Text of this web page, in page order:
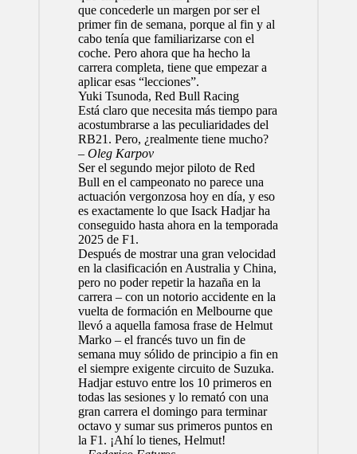
que concederle un margen por ser el
primer fin de semana, porque al fin y al
cabo tenía que familiarizarse con el
coche. Pero ahora que ha hecho la
carrera completa, tiene que empezar a
aplicar esas “lecciones”.
Yuki Tsunoda, Red Bull Racing
Está claro que necesita más tiempo para
acostumbrarse a las peculiaridades del
RB21. Pero, ¿realmente tiene mucho?
– Oleg Karpov
Ser el segundo mejor piloto de Red
Bull en el campeonato no parece una
actuación vergonzosa hoy en día, y eso
es exactamente lo que Isack Hadjarha
conseguido hasta ahora en la temporada
2025 de F1.
Después de mostrar una gran velocidad
en la clasificación en Australia y China,
pero no poder repetir la hazaña en la
carrera – con un notorio accidente en la
vuelta de formación en Melbourne que
llevó a aquella famosa frase de Helmut
Marko– el francés tuvo un fin de
semana muy sólido de principio a fin en
el siempre exigente circuito de Suzuka.
Hadjar estuvo entre los 10 primeros en
todas las sesiones y lo remató con una
gran carrera el domingo para terminar
octavo y sumar sus primeros puntos en
la F1. ¡Ahí lo tienes, Helmut!